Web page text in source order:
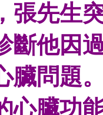
張先生
斷他因
臟問題
心臟功